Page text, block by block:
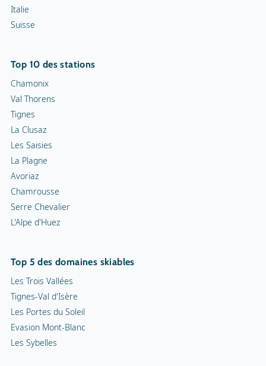
Italie
Suisse
Top 10 des stations
Chamonix
Val Thorens
Tignes
La Clusaz
Les Saisies
La Plagne
Avoriaz
Chamrousse
Serre Chevalier
L'Alpe d'Huez
Top 5 des domaines skiables
Les Trois Vallées
Tignes-Val d'Isère
Les Portes du Soleil
Evasion Mont-Blanc
Les Sybelles